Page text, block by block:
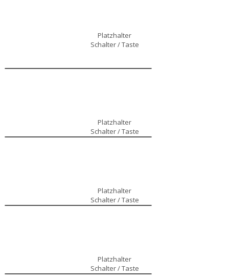
Platzhalter
Schalter / Taste
Platzhalter
Schalter / Taste
Platzhalter
Schalter / Taste
Platzhalter
Schalter / Taste